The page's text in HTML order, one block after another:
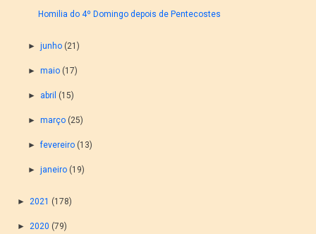
Homilia do 4º Domingo depois de Pentecostes
► junho (21)
► maio (17)
► abril (15)
► março (25)
►fevereiro (13)
► janeiro (19)
►2021 (178)
►2020 (79)